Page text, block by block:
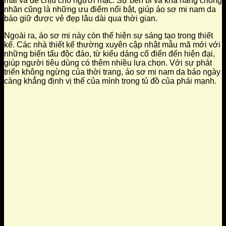
nhăn cũng là những ưu điểm nổi bật, giúp áo sơ mi nam da
báo giữ được vẻ đẹp lâu dài qua thời gian.
Ngoài ra, áo sơ mi này còn thể hiện sự sáng tạo trong thiết
kế. Các nhà thiết kế thường xuyên cập nhật mẫu mã mới với
những biến tấu độc đáo, từ kiểu dáng cổ điển đến hiện đại,
giúp người tiêu dùng có thêm nhiều lựa chọn. Với sự phát
triển không ngừng của thời trang, áo sơ mi nam da báo ngày
càng khẳng định vị thế của mình trong tủ đồ của phái mạnh.